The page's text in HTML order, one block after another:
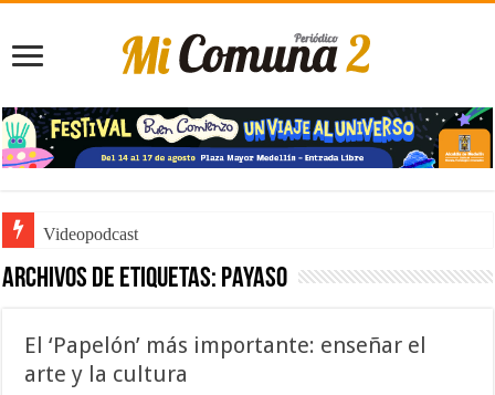
Videopodcast
Archivos de etiquetas: payaso
El ‘Papelón’ más importante: enseñar el
arte y la cultura